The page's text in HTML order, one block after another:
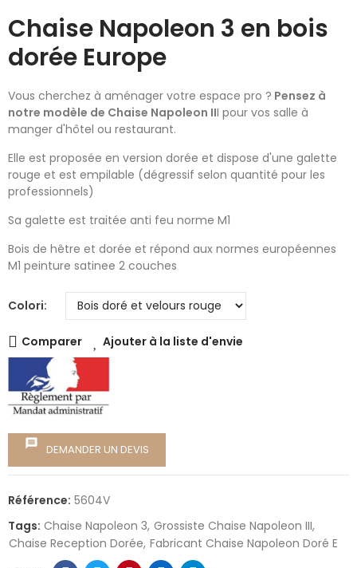
Chaise Napoleon 3 en bois
dorée Europe
Vous cherchez à aménager votre espace pro ? Pensez à
notre modèle de Chaise Napoleon III pour vos salle à
manger d'hôtel ou restaurant.
Elle est proposée en version dorée et dispose d'une galette
rouge et est empilable (dégressif selon quantité pour les
professionnels)
Sa galette est traitée anti feu norme M1
Bois de hêtre et dorée et répond aux normes européennes
M1 peinture satinee 2 couches
Colori
Comparer Ajouter à la liste d'envie
message DEMANDER UN DEVIS
Référence: 5604V
Tags: Chaise Napoleon 3 Grossiste Chaise Napoleon III
Chaise Reception Dorée Fabricant Chaise Napoleon Doré E